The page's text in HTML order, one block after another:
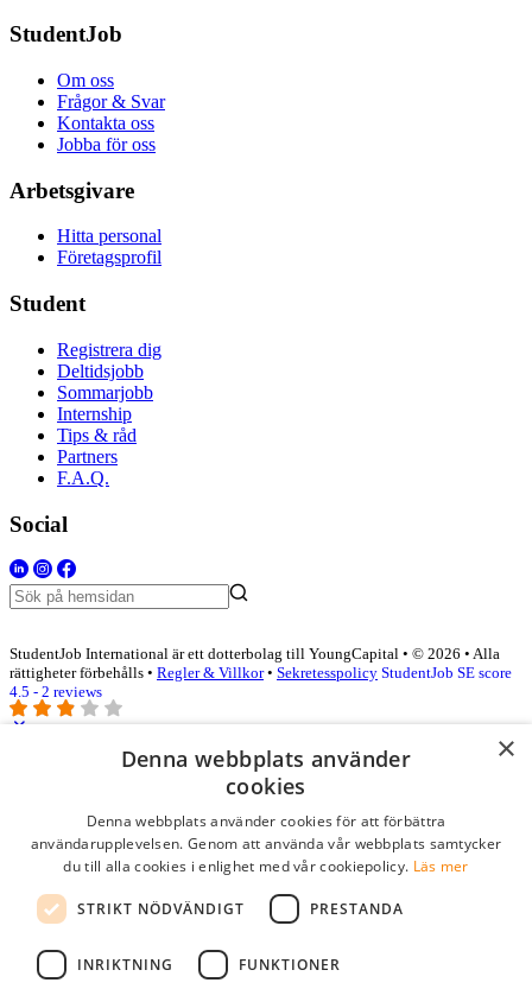
StudentJob
Om oss
Frågor & Svar
Kontakta oss
Jobba för oss
Arbetsgivare
Hitta personal
Företagsprofil
Student
Registrera dig
Deltidsjobb
Sommarjobb
Internship
Tips & råd
Partners
F.A.Q.
Social
StudentJob International är ett dotterbolag till YoungCapital • © 2026 • Alla
rättigheter förbehålls • Regler & Villkor• Sekretesspolicy StudentJob SE score
4.5 - 2 reviews
Logga in som företag
Lösenord
kom ihåg mig
logga in
×
Denna webbplats använder
cookies
Denna webbplats använder cookies för att förbättra
användarupplevelsen. Genom att använda vår webbplats samtycker
du till alla cookies i enlighet med vår cookiepolicy. Läs mer
STRIKT NÖDVÄNDIGT PRESTANDA
INRIKTNING FUNKTIONER